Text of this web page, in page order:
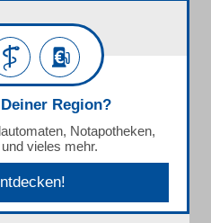
Region?
Notapotheken,
vieles mehr.